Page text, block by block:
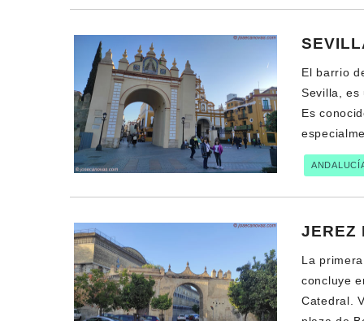
El barrio
Sevilla, es
Es
JEREZ
La
concluye
Catedral.